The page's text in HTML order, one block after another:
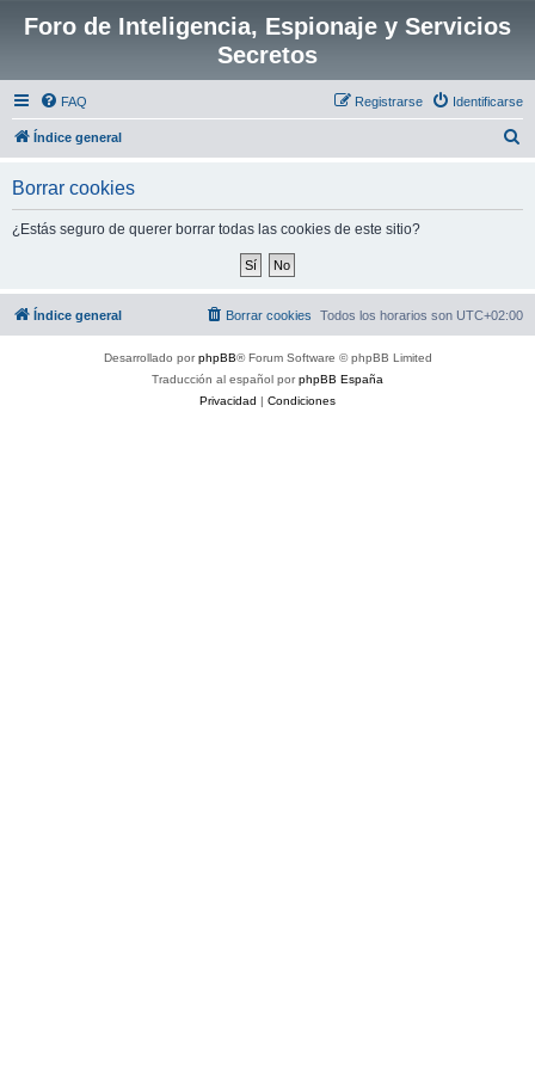
Foro de Inteligencia, Espionaje y Servicios
Secretos
FAQ Identificarse
Registrarse
Índice general
Borrar cookies
¿Estás seguro de querer borrar todas las cookies de este sitio?
Índice general Todos los horarios son UTC+02:00
Borrar cookies
Desarrollado porphpBB® Forum Software © phpBB Limited
Traducción al español porphpBB España
Privacidad | Condiciones